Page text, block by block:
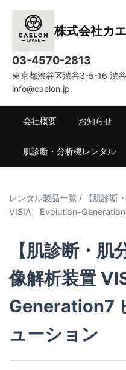
株式会社カ
03-4570-2813
東京都渋谷区渋谷3-5-16 渋
info@caelon.jp
会社概要 お知らせ
肌診断・分析機レンタル
レンタル製品一覧 /
【肌診断
VISIA Evolution-
【肌診断・
像解析装置
Generation7
ューション